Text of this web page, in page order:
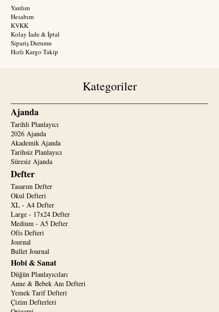
Yardım
Hesabım
KVKK
Kolay İade & İptal
Sipariş Durumu
Hızlı Kargo Takip
Kategoriler
Ajanda
Tarihli Planlayıcı
2026 Ajanda
Akademik Ajanda
Tarihsiz Planlayıcı
Süresiz Ajanda
Defter
Tasarım Defter
Okul Defteri
XL - A4 Defter
Large - 17x24 Defter
Medium - A5 Defter
Ofis Defteri
Journal
Bullet Journal
Hobi & Sanat
Düğün Planlayıcıları
Anne & Bebek Anı Defteri
Yemek Tarif Defteri
Çizim Defterleri